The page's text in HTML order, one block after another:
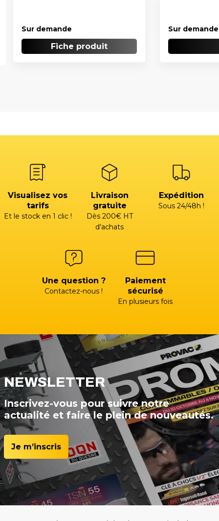
Sur demande
Fiche produit
Sur demande
Visualisez vos
tarifs
Et le stock en 1 clic !
Livraison
gratuite
Dès 200€ HT
d’achats
Expédition
Sous 24/48h !
Une question ?
Contactez-nous !
Paiement
sécurisé
En plusieurs fois
NEWSLETTER
Inscrivez-vous pour suivre notre
actualité et faire le plein de nouveautés.
Je m’inscris